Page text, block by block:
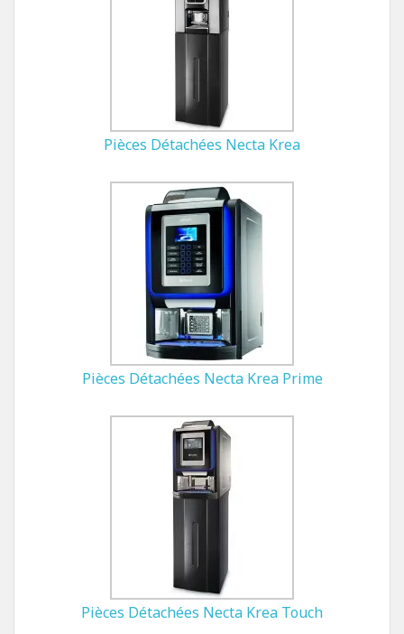
Pièces Détachées Necta Krea
Pièces Détachées Necta Krea Prime
Pièces Détachées Necta Krea Touch